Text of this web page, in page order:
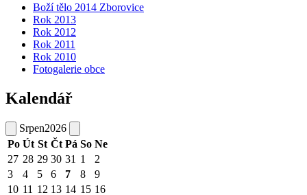
Boží tělo 2014 Zborovice
Rok 2013
Rok 2012
Rok 2011
Rok 2010
Fotogalerie obce
Kalendář
Srpen2026
Po Út St Čt Pá So Ne
27 28 29 30 31 1
2
3
4 5 6 7 8
9
10 11 12 13 14 15 16